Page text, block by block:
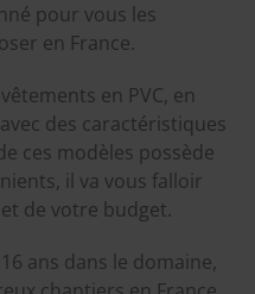
pour vous les
en France.
en PVC, en
des caractéristiques
ces modèles possède
il va vous falloir
de votre budget.
ans dans le domaine,